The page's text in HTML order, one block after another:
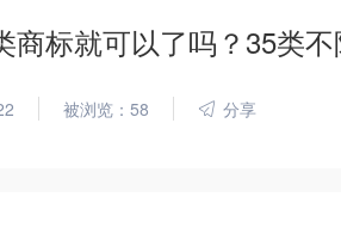
商标就可以了吗？35类
被浏览：58 分享